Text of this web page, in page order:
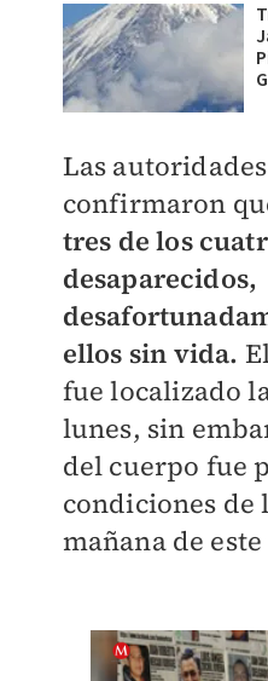
Las
confirmaron
tres de los
desaparecidos,
ellos sin vida. E
fue localizado
lunes, sin
del cuerpo fue
condiciones de
mañana de